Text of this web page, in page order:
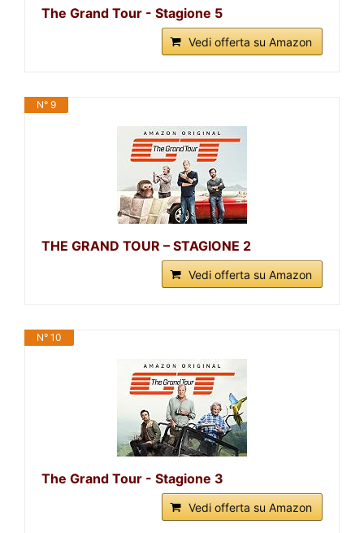
The Grand Tour - Stagione 5
Vedi offerta su Amazon
N° 9
THE GRAND TOUR – STAGIONE 2
Vedi offerta su Amazon
N° 10
The Grand Tour - Stagione 3
Vedi offerta su Amazon